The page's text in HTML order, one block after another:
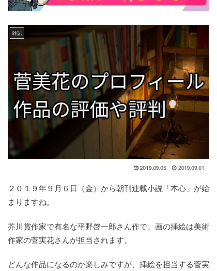
雑記
2019.09.05 2019.09.01
２０１９年９月６日（金）から朝刊連載小説 「本心」 が始
まりますね。
芥川賞作家で有名な平野啓一郎さん作で、画の挿絵は美術
作家の菅実花さんが担当されます。
どんな作品になるのか楽しみですが、挿絵を担当する菅実